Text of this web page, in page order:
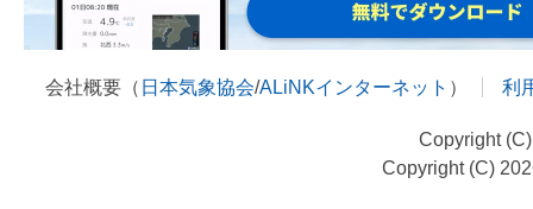
会社概要（ 日本気象協会/ALiNKインターネット ） 利
Copyright
Copyright (C)